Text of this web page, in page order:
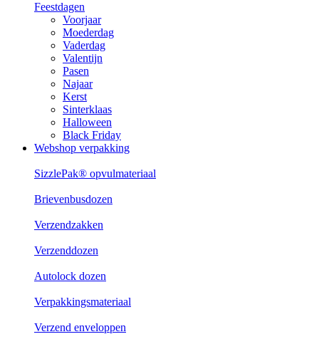
Feestdagen
Voorjaar
Moederdag
Vaderdag
Valentijn
Pasen
Najaar
Kerst
Sinterklaas
Halloween
Black Friday
Webshop verpakking
SizzlePak® opvulmateriaal
Brievenbusdozen
Verzendzakken
Verzenddozen
Autolock dozen
Verpakkingsmateriaal
Verzend enveloppen